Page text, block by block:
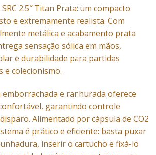
2.5″ Titan Prata: um compacto
e extremamente realista. Com
metálica e acabamento prata
sensação sólida em mãos,
e durabilidade para partidas
e colecionismo.
e ranhurada oferece
garantindo controle
Alimentado por cápsula de CO2
é prático e eficiente: basta puxar
inserir o cartucho e fixá-lo